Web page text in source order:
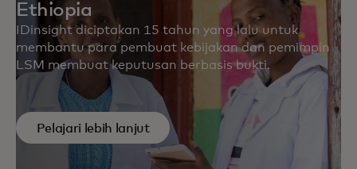
Ethiopia
IDinsight diciptakan 15 tahun yang lalu untuk
membantu para pembuat kebijakan dan pemimpin
LSM membuat keputusan berbasis bukti.
Pelajari lebih lanjut